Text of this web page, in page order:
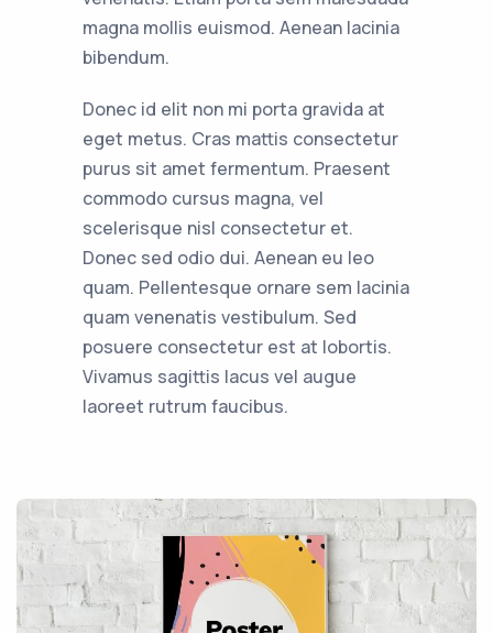
magna mollis euismod. Aenean lacinia
bibendum.
Donec id elit non mi porta gravida at
eget metus. Cras mattis consectetur
purus sit amet fermentum. Praesent
commodo cursus magna, vel
scelerisque nisl consectetur et.
Donec sed odio dui. Aenean eu leo
quam. Pellentesque ornare sem lacinia
quam venenatis vestibulum. Sed
posuere consectetur est at lobortis.
Vivamus sagittis lacus vel augue
laoreet rutrum faucibus.